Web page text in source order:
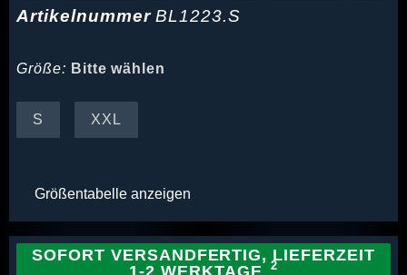
ArtikelnummerBL1223.S
Größe: Bitte wählen
S XXL
Größentabelle anzeigen
SOFORT VERSANDFERTIG, LIEFERZEIT